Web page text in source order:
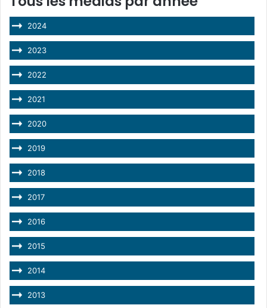
2024
2023
2022
2021
2020
2019
2018
2017
2016
2015
2014
2013